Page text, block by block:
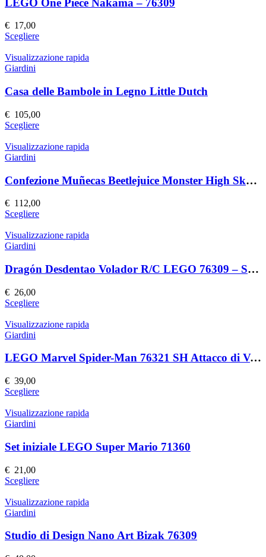
opzioni
scelte
nella
pagina
prodotto
€ 17,00
ScegliereQuesto
ha
Le
opzioni
possono
essere
scelte
nella
pagina
prodotto
Visualizzazione rapida
Giardini
Casa delle Bambole in Legno Little Dutch
€ 105,00
ScegliereQuesto
ha
Le
opzioni
possono
scelte
nella
pagina
prodotto
Visualizzazione rapida
Giardini
Confezione Muñecas Beetlejuice Monster High Skullector
€ 112,00
ScegliereQuesto
ha
Le
opzioni
scelte
nella
pagina
prodotto
Visualizzazione rapida
Giardini
Dragón Desdentao Volador R/C LEGO 76309 – Set Costruzioni Volante
€ 26,00
ScegliereQuesto
ha
Le
scelte
nella
pagina
prodotto
Visualizzazione rapida
Giardini
LEGO Marvel Spider-Man 76321 SH Attacco di Venom
€ 39,00
ScegliereQuesto
ha
Le
opzioni
scelte
nella
pagina
prodotto
Visualizzazione rapida
Giardini
Set iniziale LEGO Super Mario 71360
€ 21,00
ScegliereQuesto
ha
Le
Visualizzazione rapida
Giardini
Studio di Design Nano Art Bizak 76309